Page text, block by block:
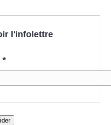
l'infolettre
*